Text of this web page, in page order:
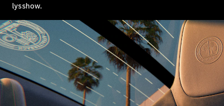
GLE Coupé
GLS
Mercedes-
Maybach
GLS
G-
Klasse
Elektrisk
G-Klasse
lysshow.